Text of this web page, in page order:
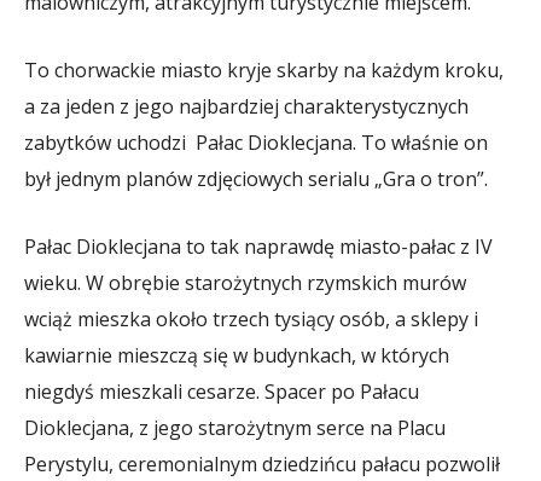
To chorwackie miasto kryje skarby na każdym kroku,
a za jeden z jego najbardziej charakterystycznych
zabytków uchodzi Pałac Dioklecjana. To właśnie on
był jednym planów zdjęciowych serialu „Gra o tron”.
Pałac Dioklecjana to tak naprawdę miasto-pałac z IV
wieku. W obrębie starożytnych rzymskich murów
wciąż mieszka około trzech tysiący osób, a sklepy i
kawiarnie mieszczą się w budynkach, w których
niegdyś mieszkali cesarze. Spacer po Pałacu
Dioklecjana, z jego starożytnym serce na Placu
Perystylu, ceremonialnym dziedzińcu pałacu pozwolił